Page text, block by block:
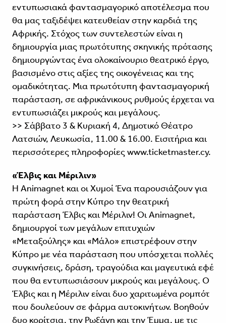
εντυπωσιακά φαντασμαγορικό αποτέλεσμα που
θα μας ταξιδέψει κατευθείαν στην καρδιά της
Αφρικής. Στόχος των συντελεστών είναι η
δημιουργία μιας πρωτότυπης σκηνικής πρότασης
δημιουργώντας ένα ολοκαίνουριο θεατρικό έργο,
βασισμένο στις αξίες της οικογένειας και της
ομαδικότητας. Μια πρωτότυπη φαντασμαγορική
παράσταση, σε αφρικάνικους ρυθμούς έρχεται να
εντυπωσιάζει μικρούς και μεγάλους.
>> Σάββατο 3 & Κυριακή 4, Δημοτικό Θέατρο
Λατσιών, Λευκωσία, 11.00 & 16.00. Eισιτήρια και
περισσότερες πληροφορίες www.ticketmaster.cy.
«Έλβις και Μέριλιν»
H Animagnet και οι Χυμοί Ένα παρουσιάζουν για
πρώτη φορά στην Κύπρο την θεατρική
παράσταση Έλβις και Μέριλιν! Οι Animagnet,
δημιουργοί των μεγάλων επιτυχιών
«Μεταξούλης» και «Μάλο» επιστρέφουν στην
Κύπρο με νέα παράσταση που υπόσχεται πολλές
συγκινήσεις, δράση, τραγούδια και μαγευτικά εφέ
που θα εντυπωσιάσουν μικρούς και μεγάλους. Ο
Έλβις και η Μέριλιν είναι δυο χαριτωμένα ρομπότ
που δουλεύουν σε φάρμα αυτοκινήτων. Βοηθούν
δυο κορίτσια, την Ρωξάνη και την Έμμα, με τις